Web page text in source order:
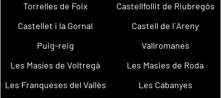
Torrelles de Foix
Castellfollit de Riubregós
Castellet i la Gornal
Castell de l´Areny
Puig-reig
Vallromanes
Les Masíes de Voltregà
Les Masies de Roda
Les Franqueses del Vallès
Les Cabanyes